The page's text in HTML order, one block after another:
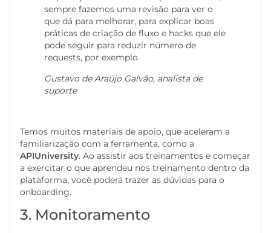
sempre fazemos uma revisão para ver o
que dá para melhorar, para explicar boas
práticas de criação de fluxo e hacks que ele
pode seguir para reduzir número de
requests, por exemplo.
Gustavo de Araújo Galvão, analista de
suporte
Temos muitos materiais de apoio, que aceleram a
familiarização com a ferramenta, como a
APIUniversity. Ao assistir aos treinamentos e começar
a exercitar o que aprendeu nos treinamento dentro da
plataforma, você poderá trazer as dúvidas para o
onboarding.
3. Monitoramento